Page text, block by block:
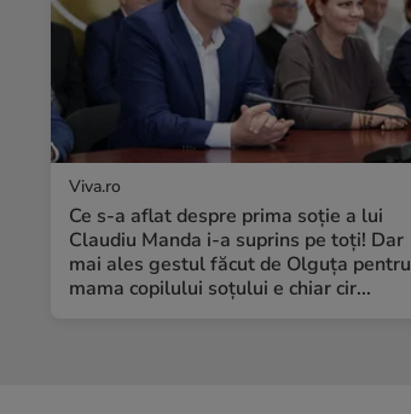
Viva.ro
Ce s-a aflat despre prima soție a lui
Claudiu Manda i-a suprins pe toți! Dar
mai ales gestul făcut de Olguța pentru
mama copilului soțului e chiar cir...